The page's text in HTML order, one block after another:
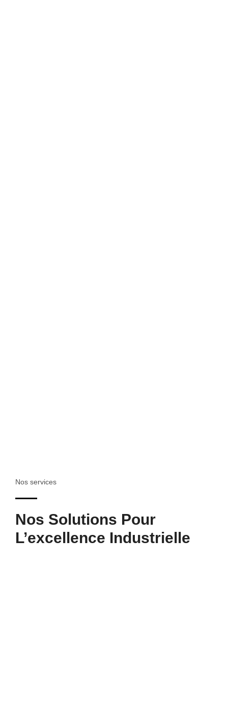
Nos services
Nos Solutions Pour
L’excellence Industrielle